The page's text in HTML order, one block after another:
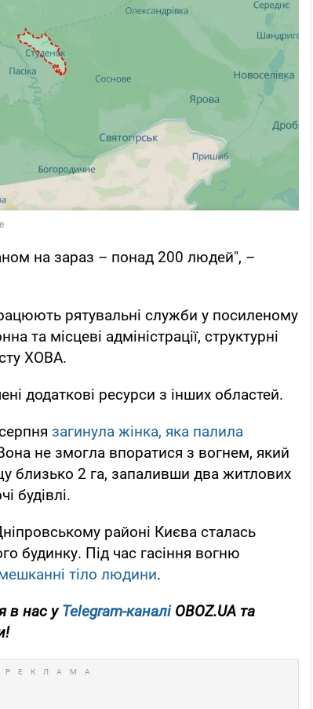
на зараз – понад 200 людей", –
рятувальні служби у посиленому
та місцеві адміністрації, структурні
ХОВА.
додаткові ресурси з інших областей.
загинула жінка, яка палила
не змогла впоратися з вогнем, який
близько 2 га, запаливши два житлових
будівлі.
районі Києва сталась
будинку. Під час гасіння вогню
тіло людини.
в нас уTelegram-каналіOBOZ.UA та